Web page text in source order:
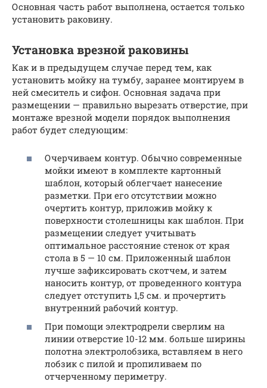
Основная часть работ выполнена, остается только
установить раковину.
Установка врезной раковины
Как и в предыдущем случае перед тем, как
установить мойку на тумбу, заранее монтируем в
ней смеситель и сифон. Основная задача при
размещении — правильно вырезать отверстие, при
монтаже врезной модели порядок выполнения
работ будет следующим:
Очерчиваем контур. Обычно современные
мойки имеют в комплекте картонный
шаблон, который облегчает нанесение
разметки. При его отсутствии можно
очертить контур, приложив мойку к
поверхности столешницы как шаблон. При
размещении следует учитывать
оптимальное расстояние стенок от края
стола в 5 — 10 см. Приложенный шаблон
лучше зафиксировать скотчем, и затем
наносить контур, от проведенного контура
следует отступить 1,5 см. и прочертить
внутренний рабочий контур.
При помощи электродрели сверлим на
линии отверстие 10-12 мм. больше ширины
полотна электролобзика, вставляем в него
лобзик с пилой и пропиливаем по
отчерченному периметру.